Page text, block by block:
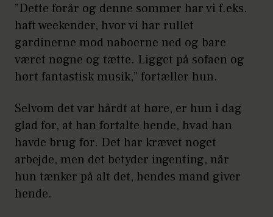
”Dette forår og denne sommer har vi f.eks.
haft weekender, hvor vi har rullet
gardinerne mod naboerne ned og bare
været nøgne og tætte. Ligget på sofaen og
hørt fantastisk musik,” fortæller hun.
Selvom det var hårdt at høre, er hun i dag
glad for, at han fortalte hende, hvad han
havde brug for. Det har krævet noget
arbejde, men det betyder ingenting, når
hun tænker på alt det, hendes mand giver
hende.